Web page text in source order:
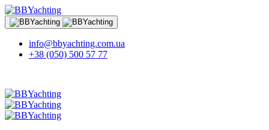
info@bbyachting.com.ua
+38 (050) 500 57 77